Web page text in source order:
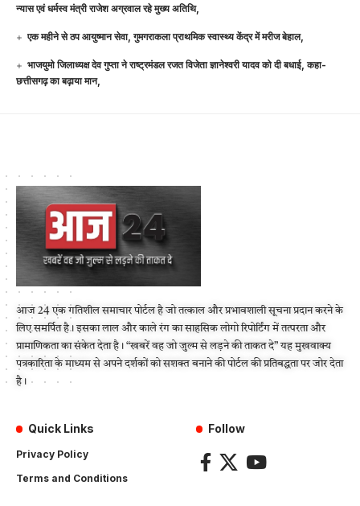
न्यास एवं धर्मस्व मंत्री राजेश अग्रवाल रहे मुख्य अतिथि,
एक महीने से ठप आयुष्मान सेवा, गुमगराकला प्राथमिक स्वास्थ्य केंद्र में मरीज बेहाल,
भाजयुमो जिलाध्यक्ष देव गुप्ता ने राष्ट्रमंडल रजत विजेता ज्ञानेश्वरी यादव को दी बधाई, कहा-
छत्तीसगढ़ का बढ़ाया मान,
आज 24 एक गतिशील समाचार पोर्टल है जो तत्काल और प्रभावशाली सूचना प्रदान करने के
लिए समर्पित है। इसका लाल और काले रंग का साहसिक लोगो रिपोर्टिंग में तत्परता और
प्रामाणिकता का संकेत देता है। “खबरें वह जो जुल्म से लड़ने की ताकत दे” यह मुखवाक्य
पत्रकारिता के माध्यम से अपने दर्शकों को सशक्त बनाने की पोर्टल की प्रतिबद्धता पर जोर देता
है।
Quick Links
Privacy Policy
Terms and Conditions
Follow